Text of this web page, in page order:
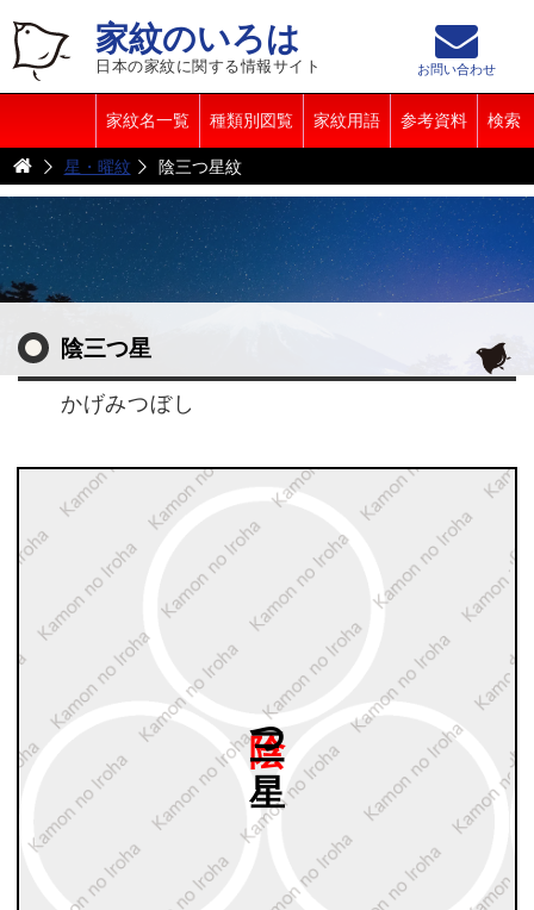
家紋のいろは
日本の家紋に関する情報サイト
家紋名一覧 種類別図覧 家紋用語 参考資料 検索
お問い合わせ
星・曜紋 陰三つ星紋
陰三つ星
かげみつぼし
星